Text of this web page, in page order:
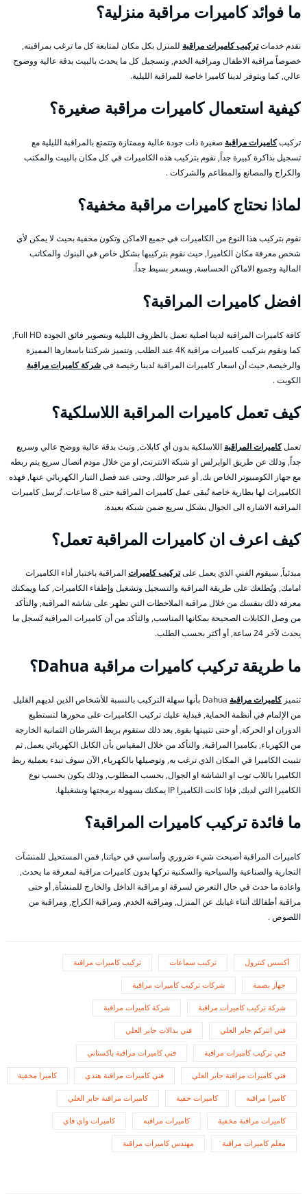
ما فوائد كاميرات مراقبة منزلية؟
نقدم خدماتتركيب كاميرات مراقبة للمنزل بكل مكان لمتابعة كل ما ترغب بمراقبته,
خصوصاً مراقبة الاطفال ومراقبة الخدم, وتسجيل كل ما يحدث بالبيت بدقة عالية ووضوح
عالي, كما ويتوفر لدينا كاميرا خاصة للمراقبة الليلية.
كيفية استعمال كاميرات مراقبة صغيرة؟
تركيبكاميرات مراقبة صغيرة ذات جودة عالية وممتازة وتتمتع بالمراقبة الليلية مع
تسجيل بذاكرة كبيرة جداً, نقوم بتركيب هذه الكاميرات في كل مكان بالبيت والمكتب
والكراج والمصانع والمطاعم والشركات .
لماذا نحتاج كاميرات مراقبة مخفية؟
نقوم بتركيب هذا النوع من الكاميرات في جميع الاماكن وتكون مخفية بحيث لا يمكن لأي
شخص معرفة مكان الكاميرا, حيث نقوم بتركيبها بشكل خاص في البنوك والمكاتب
المالية وجميع الاماكن الحساسة, وبسعر بسيط جداً.
افضل كاميرات المراقبة؟
كافة كاميرات المراقبة لدينا اصلية تعمل بالظروف الليلية وبتصوير فائق الجودة Full HD,
كما ونقوم بتركيب كاميرات مراقبة 4K عند الطلب, وتتميز شركتنا باسعارها المميزة
والرخيصة, حيث أن اسعار كاميرات المراقبة لدينا رخيصة فيشركة كاميرات مراقبة
الكويت .
كيف تعمل كاميرات المراقبة اللاسلكية؟
تعملكاميرات المراقبة اللاسلكية بدون أي كابلات, وتبث بدقة عالية ووضح عالي وسريع
جداً, وذلك عن طريق الوايرلس او شبكة الانترنت, او من خلال مودم اتصال سريع يتم ربطه
مع جهاز الكومبيوتر الخاص بك, أو عبر جوالك, وحتى عند فصل التيار الكهربائي عنها, فهذه
الكاميرات لها بطارية خاصة تُبقى عمل كاميرات المراقبة حتى 8 ساعات. تُرسل كاميرات
المراقبة الاشارة الى الجوال بشكل سريع ضمن شبكة بعيدة.
كيف اعرف ان كاميرات المراقبة تعمل؟
مبدئياً, سيقوم الفني الذي يعمل علىتركيب كاميراتالمراقبة باختبار أداء الكاميرات
امامك, ويُطلعك على طريقة المراقبة والتسجيل وتشغيل وإطفاء الكاميرات, كما ويمكنك
معرفة ذلك بنفسك من خلال مراقبة الملاحظات التي تظهر على شاشة المراقبة, والتأكد
من وصل الكابلات الصحيحة بمكانها المناسب, والتأكد من أن كاميرات المراقبة تُسجل ما
يحدث لآخر 24 ساعة, أو أكثر بحسب الطلب.
ما طريقة تركيب كاميرات مراقبة Dahua؟
تتميزكاميرات مراقبة
Dahua بأنها سهلة التركيب بالنسبة للأشخاص الذين لديهم القليل
من الإلمام في أنظمة الحماية, فبداية عليك تركيب الكاميرات على محورها لتستطيع
الدوران او الحركة, أو حتى تثبيتها بقوة, بعد ذلك ستقوم بربط الشرطان الثمانية الخارجة
من الكهرباء, بكاميرا المراقبة, والتأكد من خلال المقياس بأن الكابل الكهربائي يعمل, ثم
تثبيت الكاميرا في المكان الذي ترغب به, وتوصيلها بالكهرباء, الآن سوف تبدء بعملية ربط
الكاميرا باللاب توب او الشاشة او الجوال, بحسب المطلوب, وذلك يكون بحسب نوع
الكاميرا التي لديك, فإذا كانت الكاميرا IP يمكنك بسهولة برمجتها وتشغيلها.
ما فائدة تركيب كاميرات المراقبة؟
كاميرات المراقبة أصبحت شيء ضروري وأساسي في حياتنا, فمن المستحيل للمنشآت
التجارية والصناعية والسياحية والسكنية تركها بدون كاميرات مراقبة لمعرفة ما يحدث,
واعادة ما حدث في حال التعرض لسرقة او مراقبة الداخل والخارج للمنشأة, أو حتى
مراقبة أطفالك أثناء غيابك عن المنزل, ومراقبة الخدم, ومراقبة الكراج, ومراقبة من
اللصوص .
أكسس كنترول تركيب سماعات تركيب كاميرات مراقبة
جهاز بصمة شركات تركيب كاميرات مراقبة
شركة تركيب كاميرات مراقبة شركة كاميرات مراقبة
فني انتركم جابر العلي فني بدالات جابر العلي
فني تركيب كاميرات مراقبة فني كاميرات مراقبة باكستاني
فني كاميرات مراقبة جابر العلي فني كاميرات مراقبة هندي كاميرا مخفية
كاميرا مراقبه كاميرات خفية كاميرات مراقبة جابر العلي
كاميرات مراقبة مخفية كاميرات مراقبه كاميرات واي فاي
معلم كاميرات مراقبة مهندس كاميرات مراقبة